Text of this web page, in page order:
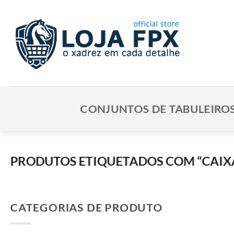
content
CONJUNTOS DE
PRODUTOS ETIQUETADOS COM
CATEGORIAS DE PRODUTO